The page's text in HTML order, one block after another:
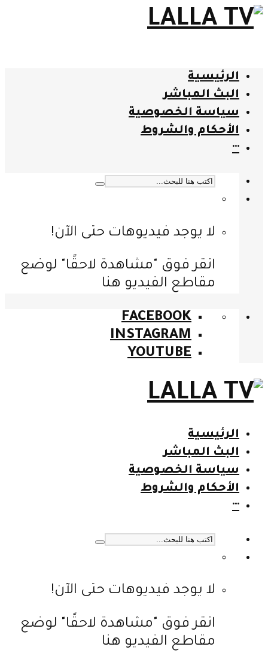
الرئيسية
البث المباشر
سياسة الخصوصية
الأحكام والشروط
···
لا يوجد فيديوهات حتى الآن!
انقر فوق "مشاهدة لاحقًا" لوضع
مقاطع الفيديو هنا
FACEBOOK
INSTAGRAM
YOUTUBE
الرئيسية
البث المباشر
سياسة الخصوصية
الأحكام والشروط
···
لا يوجد فيديوهات حتى الآن!
انقر فوق "مشاهدة لاحقًا" لوضع
مقاطع الفيديو هنا